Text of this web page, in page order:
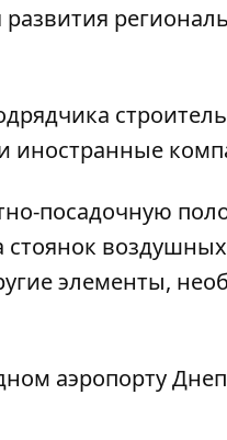
развития
иностранные
посадочную
элементы,
аэропорту